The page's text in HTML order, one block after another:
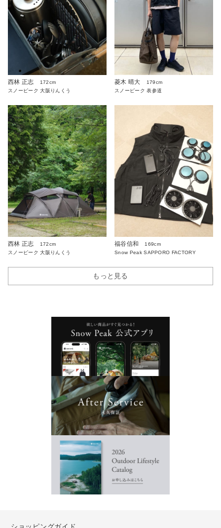
西林 正志
172cm
スノーピーク 大阪りんくう
菱木 晴大
179cm
スノーピーク 表参道
西林 正志
172cm
スノーピーク 大阪りんくう
福谷信和
169cm
Snow Peak SAPPORO FACTORY
もっと見る
ショッピングガイド